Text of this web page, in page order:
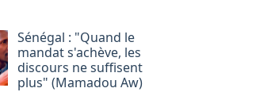
Sénégal : "Quand le
mandat s'achève, les
discours ne suffisent
plus" (Mamadou Aw)